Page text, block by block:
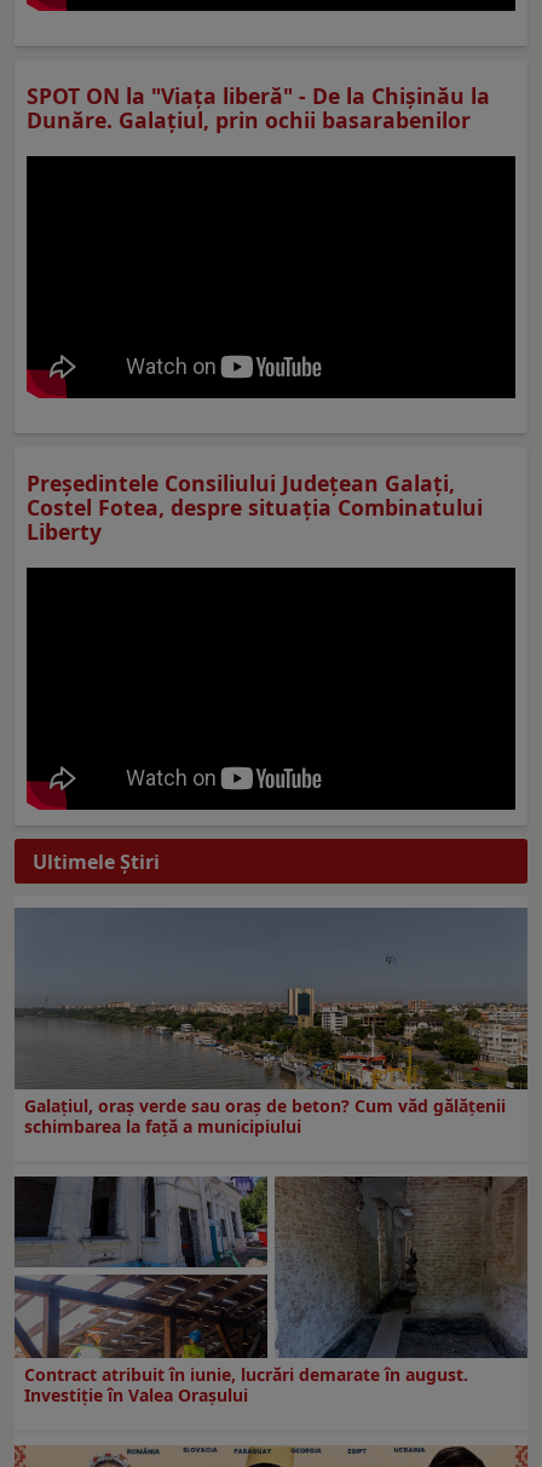
SPOT ON la "Viaţa liberă" - De la Chișinău la
Dunăre. Galațiul, prin ochii basarabenilor
Preşedintele Consiliului Judeţean Galaţi,
Costel Fotea, despre situaţia Combinatului
Liberty
Ultimele Ştiri
Galațiul, oraș verde sau oraș de beton? Cum văd gălățenii
schimbarea la față a municipiului
Contract atribuit în iunie, lucrări demarate în august.
Investiţie în Valea Oraşului